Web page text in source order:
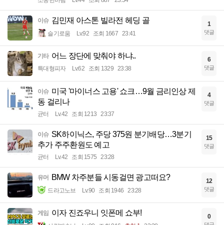
이슈 김민재 아스톤 빌라전 헤딩 골
슬기로움 Lv.92 조회 1667 23:41
1
댓글
기타 어느 장단에 맞춰야 하냐..
특대형피자 Lv.62 조회 1329 23:38
6
댓글
이슈 미국 '마이너스 고용' 쇼크…9월 금리인상 제
동 걸리나
균터 Lv.42 조회 1213 23:37
4
댓글
이슈 SK하이닉스, 주당 375원 분기배당…3분기
추가 주주환원도 예고
균터 Lv.42 조회 1575 23:28
15
댓글
유머 BMW 차주분들 시동걸면 광고떠요?
드라고노브 Lv.90 조회 1946 23:28
12
댓글
게임 이자 진죠우니 잇폰메 쇼부! 0